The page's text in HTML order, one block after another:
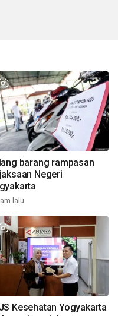
barang rampasan
Negeri
lalu
Kesehatan Yogyakarta